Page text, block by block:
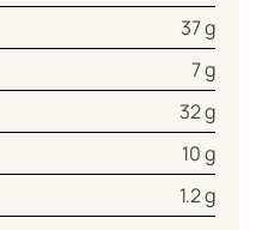
37 g
7 g
32 g
10 g
1.2 g